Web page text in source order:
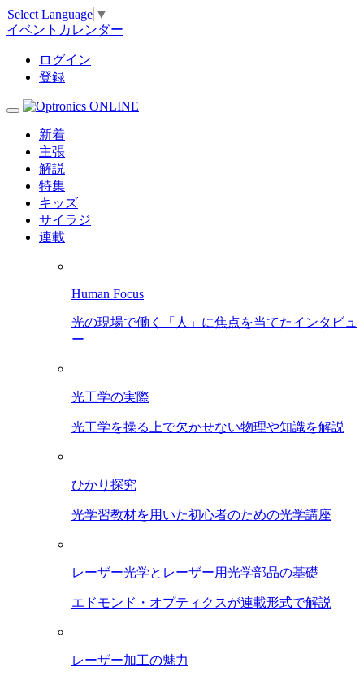
Select Language ▼
イベントカレンダー
ログイン
登録
新着
主張
解説
特集
キッズ
サイラジ
連載
Human Focus
光の現場で働く「人」に焦点を当てたインタビュ
ー
光工学の実際
光工学を操る上で欠かせない物理や知識を解説
ひかり探究
光学習教材を用いた初心者のための光学講座
レーザー光学とレーザー用光学部品の基礎
エドモンド・オプティクスが連載形式で解説
レーザー加工の魅力